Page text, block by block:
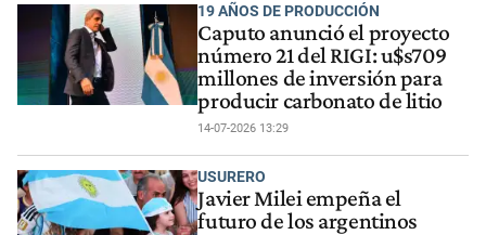
19 AÑOS DE PRODUCCIÓN
Caputo anunció el proyecto
número 21 del RIGI: u$s709
millones de inversión para
producir carbonato de litio
14-07-2026 13:29
USURERO
Javier Milei empeña el
futuro de los argentinos